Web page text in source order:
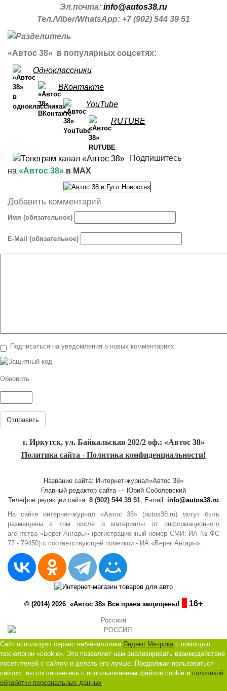
Эл.почта: info@autos38.ru
Тел./Viber/WhatsApp: +7 (902) 544 39 51
«Автос 38» в популярных соцсетях:
Одноклассники
ВКонтакте
YouTube
RUTUBE
Подпишитесь
на «Автос 38» в MAX
Добавить комментарий
Имя (обязательное)
E-Mail (обязательное)
Подписаться на уведомления о новых комментариях
Обновить
Отправить
г. Иркутск, ул. Байкальская 202/2 оф.: «Автос 38»
Политика сайта - Политика конфиденциальности!
Название сайта: Интернет-журнал«Автос 38»
Главный редактор сайта — Юрий Соболевский
Телефон редакции сайта: 8 (902) 544 39 51 , E-mail: info@autos38.ru
На сайте интернет-журнал «Автос 38» (autos38.ru) могут быть
размещены в том числе и материалы от информационного
агентства «Берег Ангары» (регистрационный номер СМИ: ИА № ФС
77 - 79450) с соответствующей пометкой - ИА «Берег Ангары».
© (2014) 2026 «Автос 38» Все права защищены! 16+
Россиия
Сайт использует сервис веб-аналитики Яндекс Метрикас помощью
технологии «cookie». Это позволяет нам анализировать взаимодействие
посетителей с сайтом и делать его лучше. Продолжая пользоваться
сайтом, вы соглашаетесь с использованием файлов cookie и политикой
обработки персональных данных.